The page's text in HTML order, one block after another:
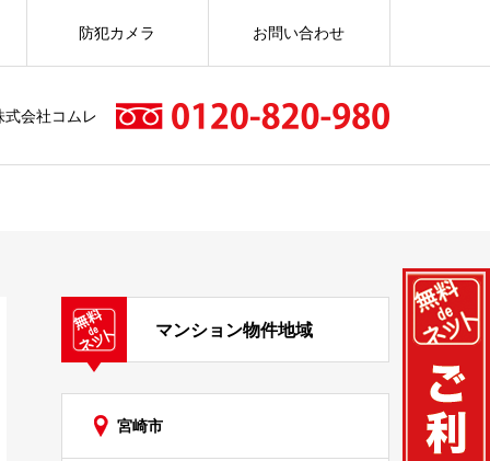
会社コムレ
防犯カメラ お問い合わせ
マンション物件地域
宮崎市